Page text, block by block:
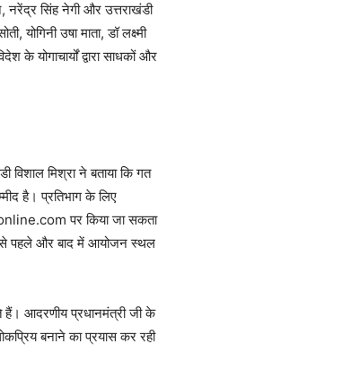
नरेंद्र सिंह नेगी और उत्तराखंडी
उषा माता, डॉ लक्ष्मी
के योगाचार्यों द्वारा साधकों और
विशाल मिश्रा ने बताया कि गत
है। प्रतिभाग के लिए
पर किया जा सकता
से पहले और बाद में आयोजन स्थल
आदरणीय प्रधानमंत्री जी के
बनाने का प्रयास कर रही